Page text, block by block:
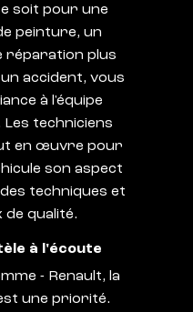
soit pour une
peinture, un
réparation plus
accident, vous
à l'équipe
Les techniciens
en œuvre pour
son aspect
techniques et
qualité.
à l'écoute
- Renault, la
une priorité.